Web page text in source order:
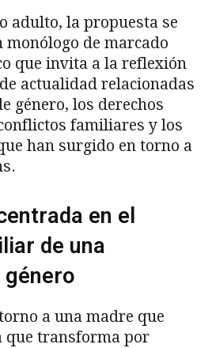
adulto, la propuesta se
monólogo de marcado
que invita a la reflexión
actualidad relacionadas
género, los derechos
familiares y los
han surgido en torno a
en el
de una
a una madre que
que transforma por